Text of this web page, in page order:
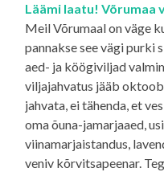
Läämi laatu! Võrumaa
Meil Võrumaal on väge
pannakse see vägi purki
aed- ja köögiviljad
viljajahvatus jääb
jahvata, ei tähenda, et
oma õuna-jamarjaaed,
viinamarjaistandus,
veniv kõrvitsapeenar.